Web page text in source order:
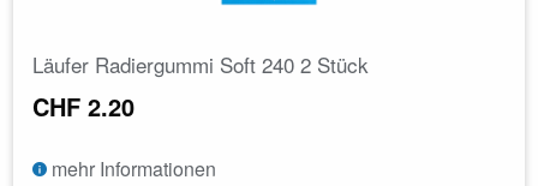
Läufer Radiergummi Soft 240 2 Stück
CHF 2.20
mehr Informationen